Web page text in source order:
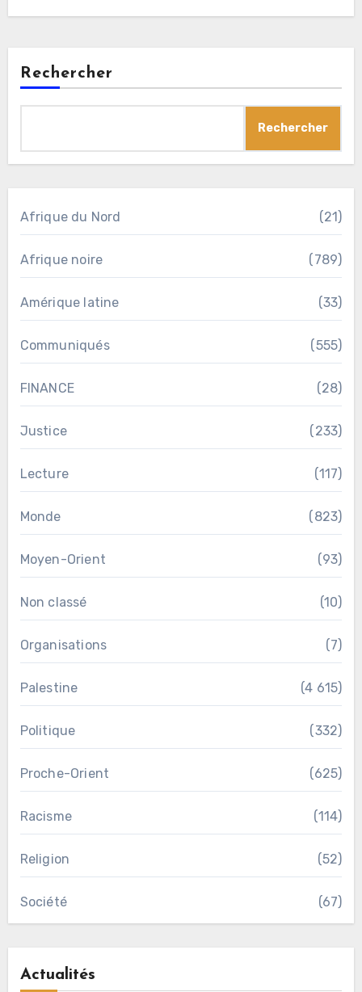
Rechercher
Rechercher
Afrique du Nord (21)
Afrique noire (789)
Amérique latine (33)
Communiqués (555)
FINANCE (28)
Justice (233)
Lecture (117)
Monde (823)
Moyen-Orient (93)
Non classé (10)
Organisations (7)
Palestine (4 615)
Politique (332)
Proche-Orient (625)
Racisme (114)
Religion (52)
Société (67)
Actualités